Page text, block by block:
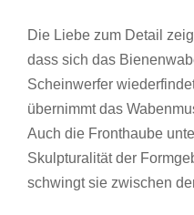
Die Liebe zum Detail
dass sich das
Scheinwerfer
übernimmt das
Auch die Fronthaube
Skulpturalität der
schwingt sie zwischen